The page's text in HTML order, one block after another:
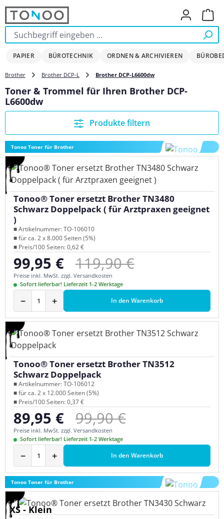
Zum Hauptinhalt springen
PAPIER BÜROTECHNIK ORDNEN & ARCHIVIEREN
Brother Brother DCP-L Brother DCP-L6600dw
Toner & Trommel für Ihren Brother DCP-
L6600dw
Produkte filtern
Tonoo Toner für Brother
Tonoo® Toner ersetzt Brother TN3480
Schwarz Doppelpack ( für Arztpraxen geeignet
)
■ Artikelnummer: TO-106010
■ für ca. 2 x 8.000 Seiten (5%)
■ Preis/100 Seiten: 0,62 €
Verkaufspreis:
99,95 € Regulärer Preis:
119,90 €
Preise inkl. MwSt. zzgl. Versandkosten
Sofort lieferbar! Lieferzeit 1-2 Werktage
− + In den Warenkorb
Tonoo® Toner ersetzt Brother TN3512
Schwarz Doppelpack
■ Artikelnummer: TO-106012
■ für ca. 2 x 12.000 Seiten (5%)
■ Preis/100 Seiten: 0,37 €
Verkaufspreis:
89,95 € Regulärer Preis:
99,90 €
Preise inkl. MwSt. zzgl. Versandkosten
Sofort lieferbar! Lieferzeit 1-2 Werktage
− + In den Warenkorb
Tonoo Toner für Brother
XS - Klein